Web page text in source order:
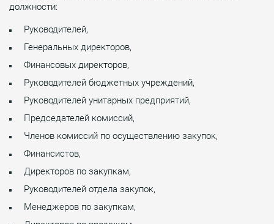
должности:
Руководителей,
Генеральных директоров,
Финансовых директоров,
Руководителей бюджетных учреждений,
Руководителей унитарных предприятий,
Председателей комиссий,
Членов комиссий по осуществлению закупок,
Финансистов,
Директоров по закупкам,
Руководителей отдела закупок,
Менеджеров по закупкам,